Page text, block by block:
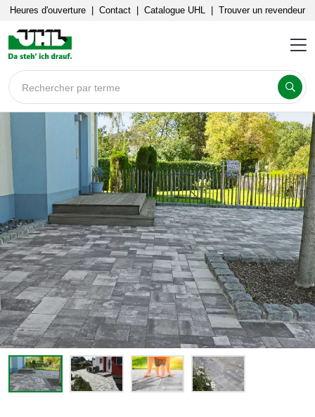
Heures d'ouverture Contact Catalogue UHL Trouver un revendeur
Rechercher par terme